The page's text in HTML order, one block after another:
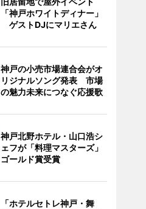
「神戸ホワイトディナー」
ゲストDJにマリエさん
神戸の小売市場連合会がオ
リジナルソング発表 市場
の魅力未来につなぐ応援歌
神戸北野ホテル・山口浩シ
ェフが「料理マスターズ」
ゴールド賞受賞
「ホテルセトレ神戸・舞